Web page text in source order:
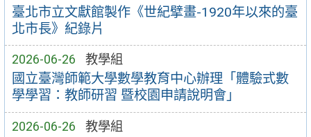
臺北市立文獻館製作《世紀擘畫-1920年以來的臺
北市長》紀錄片
2026-06-26 教學組
國立臺灣師範大學數學教育中心辦理「體驗式數
學學習：教師研習 暨校園申請說明會」
2026-06-26 教學組